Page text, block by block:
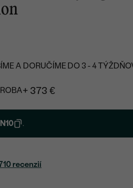
A DORUČÍME DO 3 - 4
+ 373 €
.
recenzií